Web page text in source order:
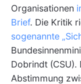
Organisationen
Brief. Die Kritik
sogenannte
Dobrindt
Abstimmung